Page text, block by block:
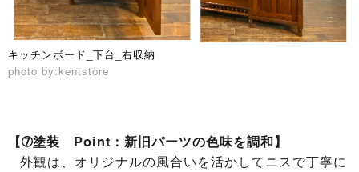
キッチンボード_下台_右収納
photo by:kentstore
【➆塗装 Point：新旧パーツの色味を調和】
外観は、オリジナルの風合いを活かしてニスで丁寧に